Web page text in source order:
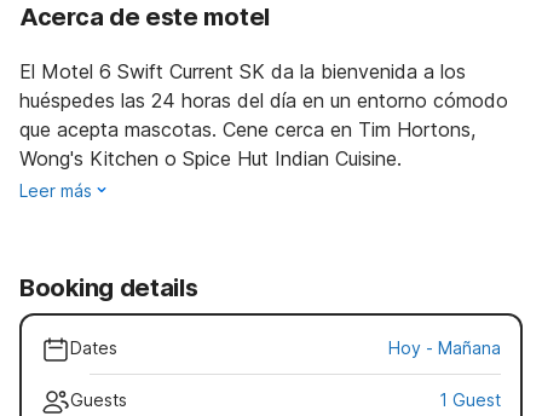
Acerca de este motel
El Motel 6 Swift Current SK da la bienvenida a los
huéspedes las 24 horas del día en un entorno cómodo
que acepta mascotas. Cene cerca en Tim Hortons,
Wong's Kitchen o Spice Hut Indian Cuisine.
Leer más
Booking details
Dates Hoy - Mañana
Guests 1 Guest